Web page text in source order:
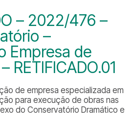
– 2022/476 –
–
Empresa de
RETIFICADO.01
de empresa especializada em
para execução de obras nas
do Conservatório Dramático e